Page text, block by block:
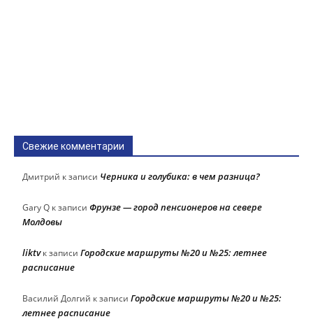
Свежие комментарии
Дмитрий к записи Черника и голубика: в чем разница?
Gary Q к записи Фрунзе — город пенсионеров на севере
Молдовы
liktvк записи Городские маршруты №20 и №25: летнее
расписание
Василий Долгий к записи Городские маршруты №20 и №25:
летнее расписание